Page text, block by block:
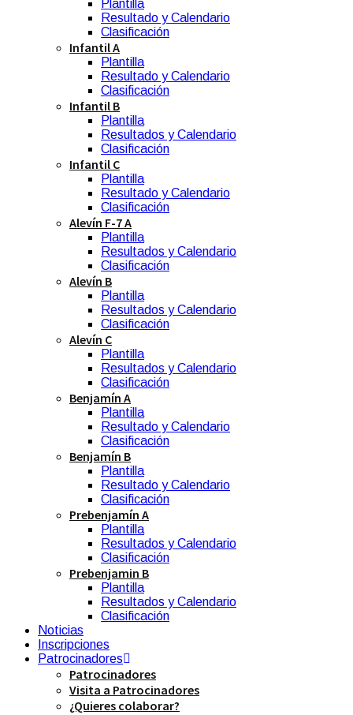
Plantilla
Resultado y Calendario
Clasificación
Infantil A
Plantilla
Resultado y Calendario
Clasificación
Infantil B
Plantilla
Resultados y Calendario
Clasificación
Infantil C
Plantilla
Resultado y Calendario
Clasificación
Alevín F-7 A
Plantilla
Resultados y Calendario
Clasificación
Alevín B
Plantilla
Resultados y Calendario
Clasificación
Alevín C
Plantilla
Resultados y Calendario
Clasificación
Benjamín A
Plantilla
Resultado y Calendario
Clasificación
Benjamín B
Plantilla
Resultado y Calendario
Clasificación
Prebenjamín A
Plantilla
Resultados y Calendario
Clasificación
Prebenjamin B
Plantilla
Resultados y Calendario
Clasificación
Noticias
Inscripciones
Patrocinadores
Patrocinadores
Visita a Patrocinadores
¿Quieres colaborar?